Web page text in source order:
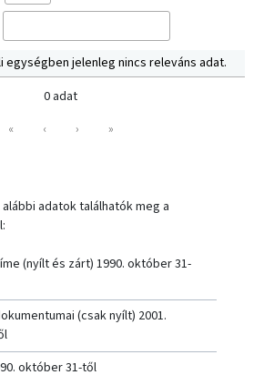
egységben jelenleg nincs releváns adat.
0 adat
«
‹ › »
adatok találhatók meg a
(nyílt és zárt) 1990. október 31-
(csak nyílt) 2001.
október 31-től